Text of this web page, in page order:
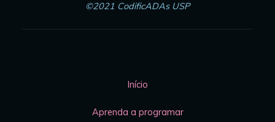
©2021 CodificADAs USP
Início
Aprenda a programar